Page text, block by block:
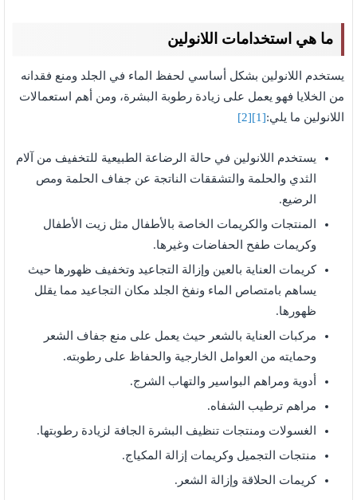
ما هي استخدامات اللانولين
يستخدم اللانولين بشكل أساسي لحفظ الماء في الجلد ومنع فقدانه
من الخلايا فهو يعمل على زيادة رطوبة البشرة، ومن أهم استعمالات
اللانولين ما يلي:[1]
[2]
يستخدم اللانولين في حالة الرضاعة الطبيعية للتخفيف من آلام
الثدي والحلمة والتشققات الناتجة عن جفاف الحلمة ومص
الرضيع.
المنتجات والكريمات الخاصة بالأطفال مثل زيت الأطفال
وكريمات طفح الحفاضات وغيرها.
كريمات العناية بالعين وإزالة التجاعيد وتخفيف ظهورها حيث
يساهم بامتصاص الماء ونفخ الجلد مكان التجاعيد مما يقلل
ظهورها.
مركبات العناية بالشعر حيث يعمل على منع جفاف الشعر
وحمايته من العوامل الخارجية والحفاظ على رطوبته.
أدوية ومراهم البواسير والتهاب الشرج.
مراهم ترطيب الشفاه.
الغسولات ومنتجات تنظيف البشرة الجافة لزيادة رطوبتها.
منتجات التجميل وكريمات إزالة المكياج.
كريمات الحلاقة وإزالة الشعر.